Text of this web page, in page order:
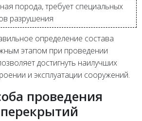
порода, требует специальных
разрушения
определение состава
этапом при проведении
достигнуть наилучших
и эксплуатации сооружений.
проведения